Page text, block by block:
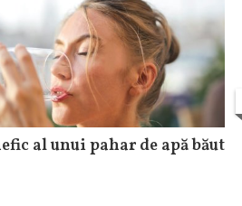
al unui pahar de apă băut